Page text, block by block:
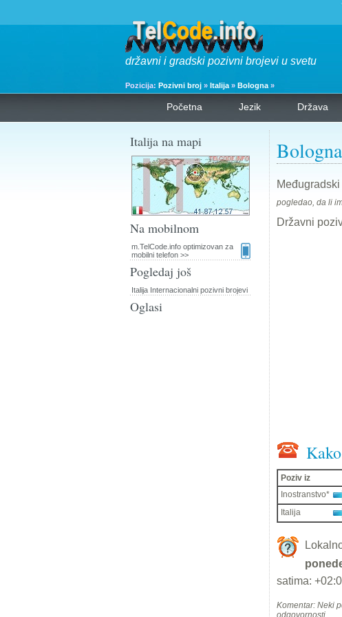
državni i gradski pozivni brojevi u svetu
Pozicija: Pozivni broj » Italija » Bologna »
Početna Jezik Država
pogledao, da li
Državni
Poziv iz
Inostranstvo*
Italija
satima:
Komentar: Neki
odgovornosti.
Italija na mapi
Na mobilnom
m.TelCode.info optimizovan za
mobilni telefon >>
Pogledaj još
Italija Internacionalni pozivni brojevi
Oglasi